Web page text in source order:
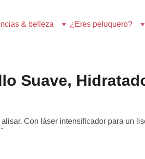
& belleza ¿Eres peluquero?
Suave,
Con láser intensificador para un